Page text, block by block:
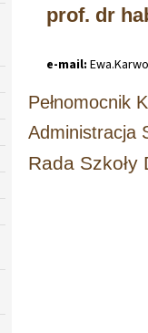
prof. dr
e-mail: Ewa.
Pełnomocnik
Administracja
Rada